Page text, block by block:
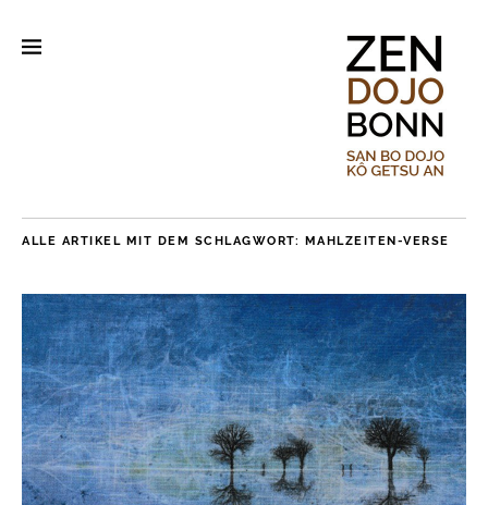
ALLE ARTIKEL MIT DEM SCHLAGWORT: MAHLZEITEN-VERSE